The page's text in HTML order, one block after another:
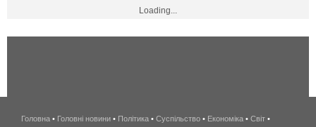
Loading...
беспроводной
Головна • Головні новини • Політика • Суспільство • Економіка • Світ •